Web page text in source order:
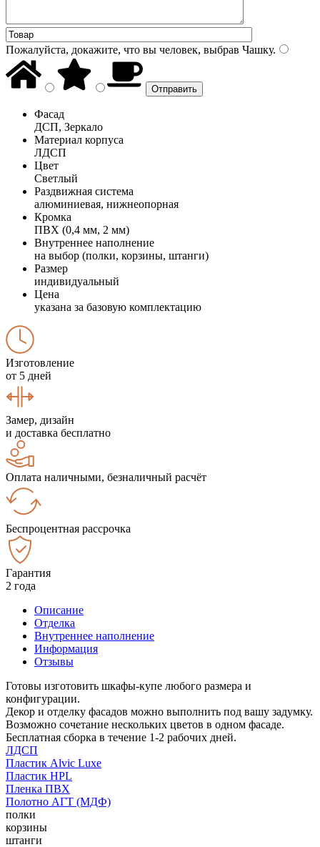
Пожалуйста, докажите, что вы человек, выбрав Чашку.
Фасад
ДСП, Зеркало
Материал корпуса
ЛДСП
Цвет
Светлый
Раздвижная система
алюминиевая, нижнеопорная
Кромка
ПВХ (0,4 мм, 2 мм)
Внутреннее наполнение
на выбор (полки, корзины, штанги)
Размер
индивидуальный
Цена
указана за базовую комплектацию
Изготовление
от 5 дней
Замер, дизайн
и доставка бесплатно
Оплата наличными, безналичный расчёт
Беспроцентная рассрочка
Гарантия
2 года
Описание
Отделка
Внутреннее наполнение
Информация
Отзывы
Готовы изготовить шкафы-купе любого размера и
конфигурации.
Декор и отделку фасадов можно выполнить под вашу задумку.
Возможно сочетание нескольких цветов в одном фасаде.
Бесплатная сборка в течение 1-2 рабочих дней.
ЛДСП
Пластик Alvic Luxe
Пластик HPL
Пленка ПВХ
Полотно АГТ (МДФ)
полки
корзины
штанги